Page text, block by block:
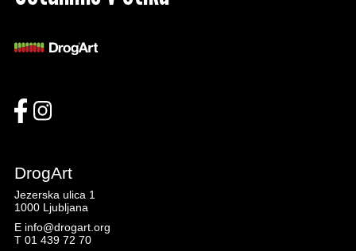
DrogArt
Jezerska ulica 1
1000 Ljubljana
E info@drogart.org
T 01 439 72 70